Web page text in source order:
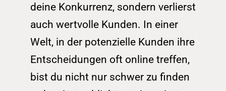
deine Konkurrenz, sondern verlierst
auch wertvolle Kunden. In einer
Welt, in der potenzielle Kunden ihre
Entscheidungen oft online treffen,
bist du nicht nur schwer zu finden